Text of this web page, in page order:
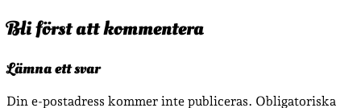
Bli först att kommentera
Lämna ett svar
Din e-postadress kommer inte publiceras. Obligatoriska